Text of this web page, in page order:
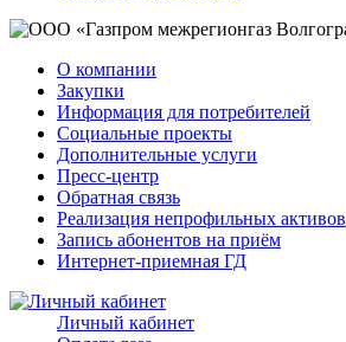
О компании
Закупки
Информация для потребителей
Социальные проекты
Дополнительные услуги
Пресс-центр
Обратная связь
Реализация непрофильных активов
Запись абонентов на приём
Интернет-приемная ГД
Личный кабинет